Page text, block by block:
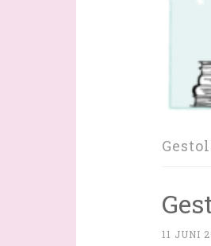
11 JUNI